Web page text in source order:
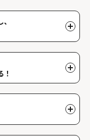
ジで好きな人物の関連
一覧はマイページで確
！
イページでいつでも閲
き、他のファンが投稿